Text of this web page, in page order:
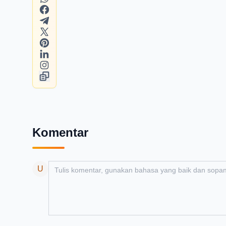
Komentar
U Add your comment